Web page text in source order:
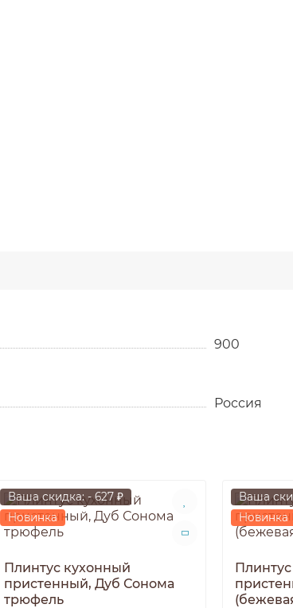
900
Россия
Ваша скидка: - 627 ₽
Новинка
Плинтус кухонный
пристенный, Дуб Сонома
трюфель
Ваша
Новинка